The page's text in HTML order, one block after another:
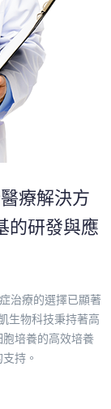
療解決方
的研發與應
治療的選擇已顯著
生物科技秉持著高
培養的高效培養
持。